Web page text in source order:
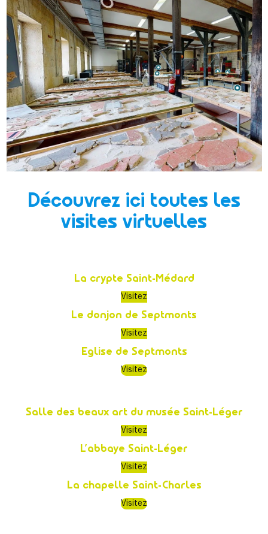
Découvrez ici toutes les
visites virtuelles
La crypte Saint-Médard
Visitez
Le donjon de Septmonts
Visitez
Eglise de Septmonts
Visitez
Salle des beaux art du musée Saint-Léger
Visitez
L’abbaye Saint-Léger
Visitez
La chapelle Saint-Charles
Visitez